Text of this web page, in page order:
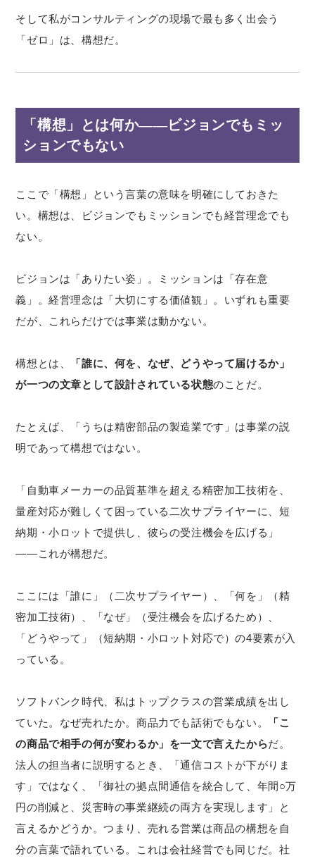
そして私がコンサルティングの現場で最も多く出会う
「ゼロ」は、構想だ。
「構想」とは何か——ビジョンでもミッ
ションでもない
ここで「構想」という言葉の意味を明確にしておきた
い。構想は、ビジョンでもミッションでも経営理念でも
ない。
ビジョンは「ありたい姿」。ミッションは「存在意
義」。経営理念は「大切にする価値観」。いずれも重要
だが、これらだけでは事業は動かない。
構想とは、
「誰に、何を、なぜ、どうやって届けるか」
が一つの文章として設計されている状態のことだ。
たとえば、「うちは精密部品の製造業です」は事業の説
明であって構想ではない。
「自動車メーカーの品質基準を超える精密加工技術を、
量産対応が難しくて困っている二次サプライヤーに、短
納期・小ロットで提供し、彼らの受注機会を広げる」
——これが構想だ。
ここには「誰に」（二次サプライヤー）、「何を」（精
密加工技術）、「なぜ」（受注機会を広げるため）、
「どうやって」（短納期・小ロット対応で）の4要素が入
っている。
ソフトバンク時代、私はトップクラスの営業成績を出し
ていた。なぜ売れたか。商品力でも話術でもない。
「こ
の商品で相手の何が変わるか」を一文で言えたからだ。
法人の担当者に説明するとき、「通信コストが下がりま
す」ではなく、「御社の拠点間通信を統合して、年間○万
円の削減と、災害時の事業継続の両方を実現します」と
言えるかどうか。つまり、売れる営業は商品の構想を自
分の言葉で語れている。これは会社経営でも同じだ。社